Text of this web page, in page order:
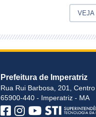
VEJA
Prefeitura de Imperatriz
Rua Rui Barbosa, 201, Centro
65900-440 - Imperatriz - MA